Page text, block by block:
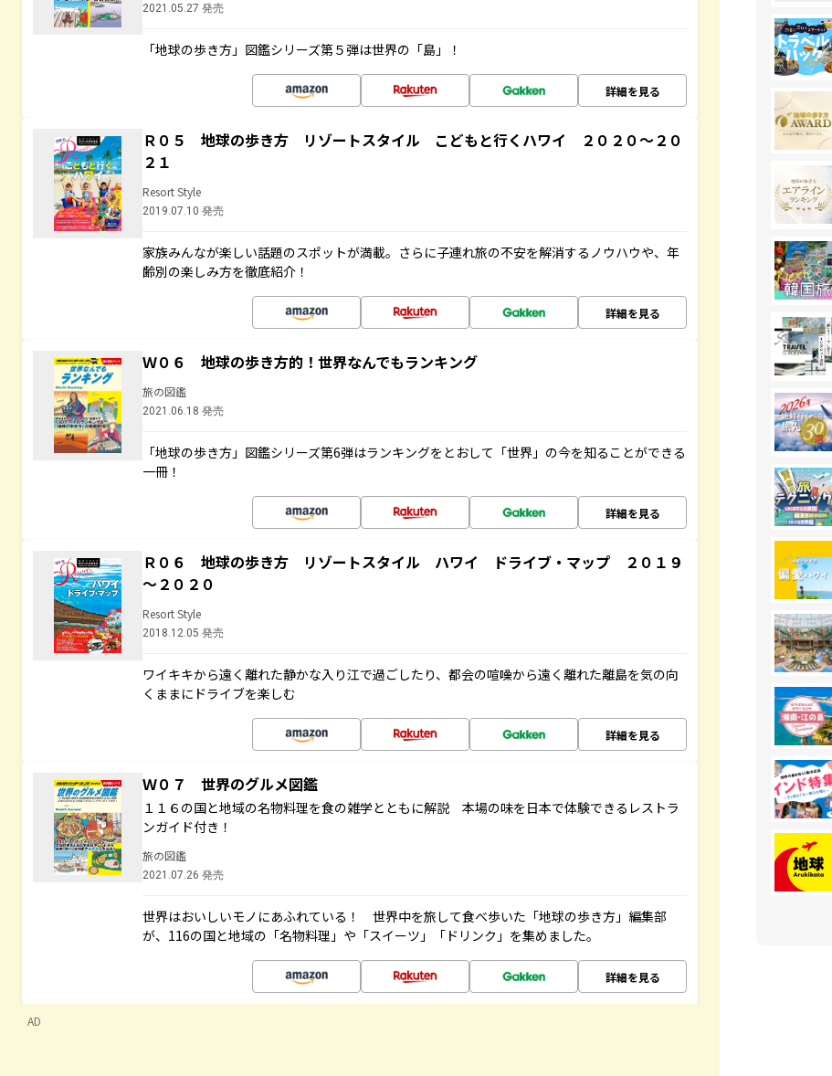
2021.05.27 発売
「地球の歩き方」図鑑シリーズ第５弾は世界の「島」！
詳細を見る
Ｒ０５ 地球の歩き方 リゾートスタイル こどもと行くハワイ ２０２０～２０
２１
Resort Style
2019.07.10 発売
家族みんなが楽しい話題のスポットが満載。さらに子連れ旅の不安を解消するノウハウや、年
齢別の楽しみ方を徹底紹介！
詳細を見る
Ｗ０６ 地球の歩き方的！世界なんでもランキング
旅の図鑑
2021.06.18 発売
「地球の歩き方」図鑑シリーズ第6弾はランキングをとおして「世界」の今を知ることができる
一冊！
詳細を見る
Ｒ０６ 地球の歩き方 リゾートスタイル ハワイ ドライブ・マップ ２０１９
～２０２０
Resort Style
2018.12.05 発売
ワイキキから遠く離れた静かな入り江で過ごしたり、都会の喧噪から遠く離れた離島を気の向
くままにドライブを楽しむ
詳細を見る
Ｗ０７ 世界のグルメ図鑑
１１６の国と地域の名物料理を食の雑学とともに解説 本場の味を日本で体験できるレストラ
ンガイド付き！
旅の図鑑
2021.07.26 発売
世界はおいしいモノにあふれている！ 世界中を旅して食べ歩いた「地球の歩き方」編集部
が、116の国と地域の「名物料理」や「スイーツ」「ドリンク」を集めました。
詳細を見る
AD